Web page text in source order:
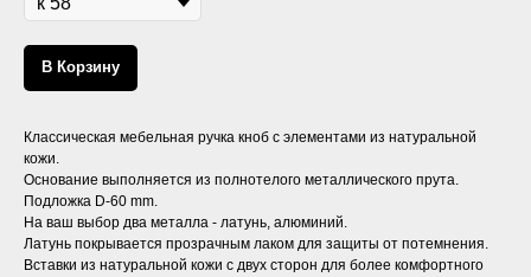
В Корзину
Классическая мебельная ручка кноб с элементами из натуральной
кожи.
Основание выполняется из полнотелого металлического прута.
Подложка D-60 mm.
На ваш выбор два металла - латунь, алюминий.
Латунь покрывается прозрачным лаком для защиты от потемнения.
Вставки из натуральной кожи с двух сторон для более комфортного